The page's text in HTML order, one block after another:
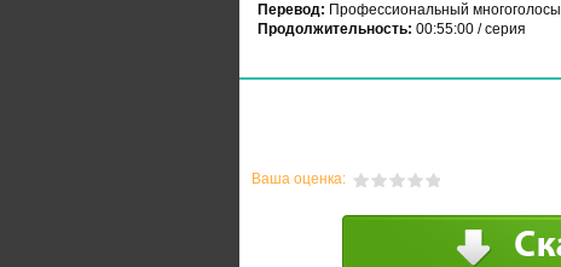
Перевод: Профессиональный
Продолжительность: 00:55:00 / серия
Ваша оценка: